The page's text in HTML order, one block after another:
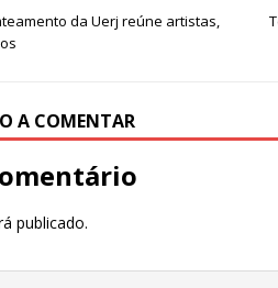
b
k
da Uerj reúne artistas,
A COMENTAR
publicado.